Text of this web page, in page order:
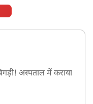
अस्पताल में कराया